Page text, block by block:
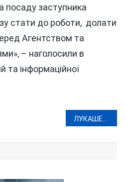
посаду заступника
стати до роботи, долати
Агентством та
– наголосили в
та інформаційної